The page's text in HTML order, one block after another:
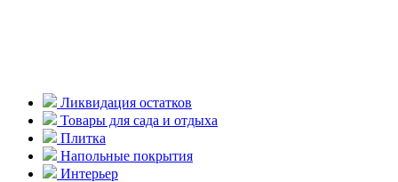
Ликвидация остатков
Товары для сада и отдыха
Плитка
Напольные покрытия
Интерьер